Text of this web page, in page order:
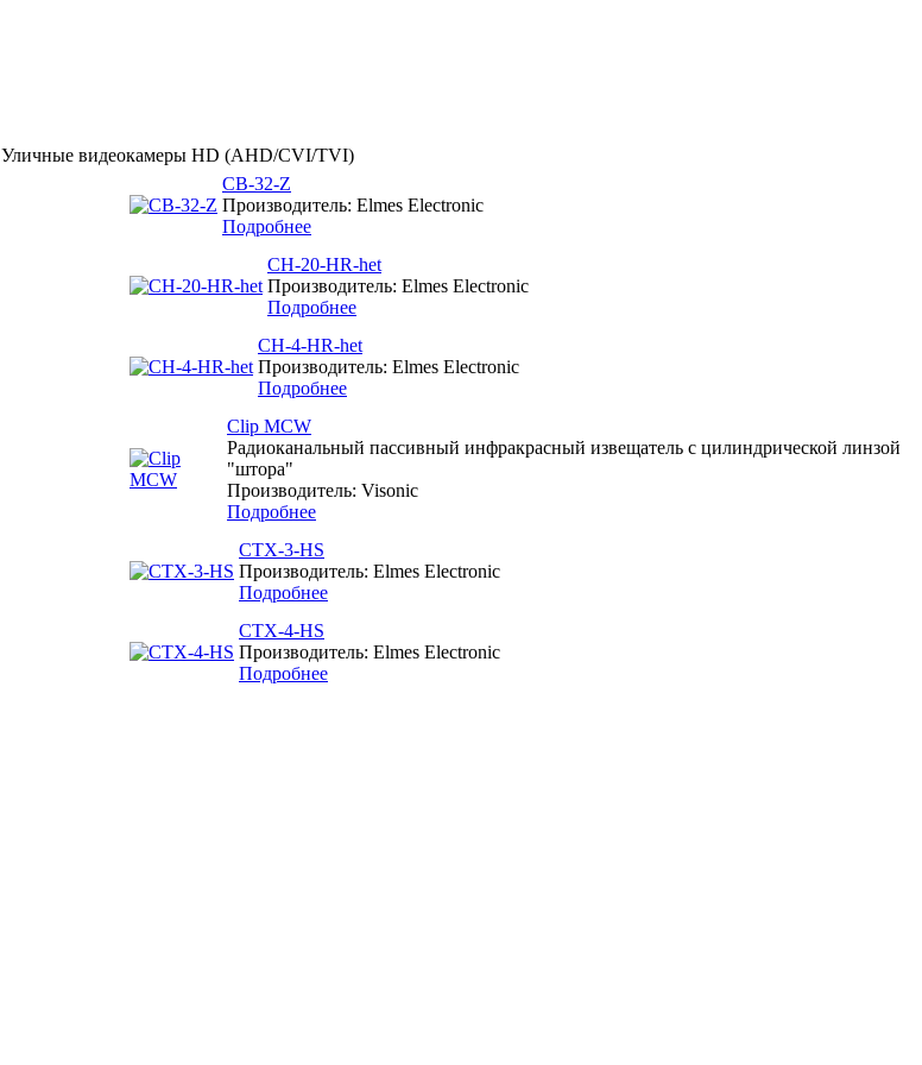
Уличные видеокамеры HD (AHD/CVI/TVI)
CB-32-Z
Производитель: Elmes Electronic
Подробнее
CH-20-HR-het
Производитель: Elmes Electronic
Подробнее
CH-4-HR-het
Производитель: Elmes Electronic
Подробнее
Clip MCW
Радиоканальный пассивный инфракрасный извещатель с цилиндрической линзой
"штора"
Производитель: Visonic
Подробнее
CTX-3-HS
Производитель: Elmes Electronic
Подробнее
CTX-4-HS
Производитель: Elmes Electronic
Подробнее